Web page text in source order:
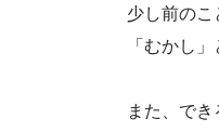
少し前のこ
「むかし
また、でき